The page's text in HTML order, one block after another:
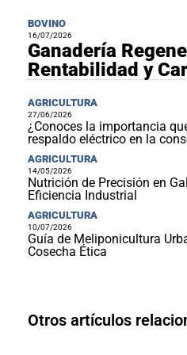
BOVINO
16/07/2026
Ganadería
Rentabilidad y
AGRICULTURA
27/06/2026
¿Conoces la importancia
respaldo eléctrico en la
AGRICULTURA
14/05/2026
Nutrición de Precisión en
Eficiencia Industrial
AGRICULTURA
10/07/2026
Guía de Meliponicultura
Cosecha Ética
Otros artículos